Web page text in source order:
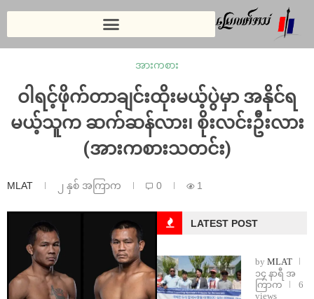
အားကစား
ဝါရင့်ဖိုက်တာချင်းထိုးမယ့်ပွဲမှာ အနိုင်ရ
မယ့်သူက ဆက်ဆန်လား၊ စိုးလင်းဦးလား
(အားကစားသတင်း)
MLAT ၂ နှစ် အကြာက 0 1
LATEST POST
by MLAT
၁၄ နာရီ အ
ကြာက
6
views